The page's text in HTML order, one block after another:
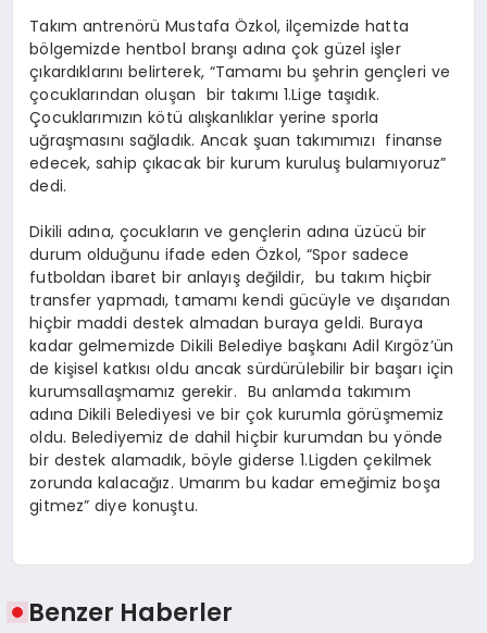
Takım antrenörü Mustafa Özkol, ilçemizde hatta
bölgemizde hentbol branşı adına çok güzel işler
çıkardıklarını belirterek, “Tamamı bu şehrin gençleri ve
çocuklarından oluşan bir takımı 1.Lige taşıdık.
Çocuklarımızın kötü alışkanlıklar yerine sporla
uğraşmasını sağladık. Ancak şuan takımımızı finanse
edecek, sahip çıkacak bir kurum kuruluş bulamıyoruz”
dedi.
Dikili adına, çocukların ve gençlerin adına üzücü bir
durum olduğunu ifade eden Özkol, “Spor sadece
futboldan ibaret bir anlayış değildir, bu takım hiçbir
transfer yapmadı, tamamı kendi gücüyle ve dışarıdan
hiçbir maddi destek almadan buraya geldi. Buraya
kadar gelmemizde Dikili Belediye başkanı Adil Kırgöz’ün
de kişisel katkısı oldu ancak sürdürülebilir bir başarı için
kurumsallaşmamız gerekir. Bu anlamda takımım
adına Dikili Belediyesi ve bir çok kurumla görüşmemiz
oldu. Belediyemiz de dahil hiçbir kurumdan bu yönde
bir destek alamadık, böyle giderse 1.Ligden çekilmek
zorunda kalacağız. Umarım bu kadar emeğimiz boşa
gitmez” diye konuştu.
Benzer Haberler